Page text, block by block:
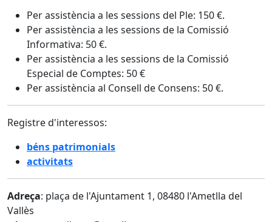
Per assistència a les sessions del Ple: 150 €.
Per assistència a les sessions de la Comissió
Informativa: 50 €.
Per assistència a les sessions de la Comissió
Especial de Comptes: 50 €
Per assistència al Consell de Consens: 50 €.
Registre d'interessos:
béns patrimonials
activitats
Adreça: plaça de l'Ajuntament 1, 08480 l'Ametlla del
Vallès